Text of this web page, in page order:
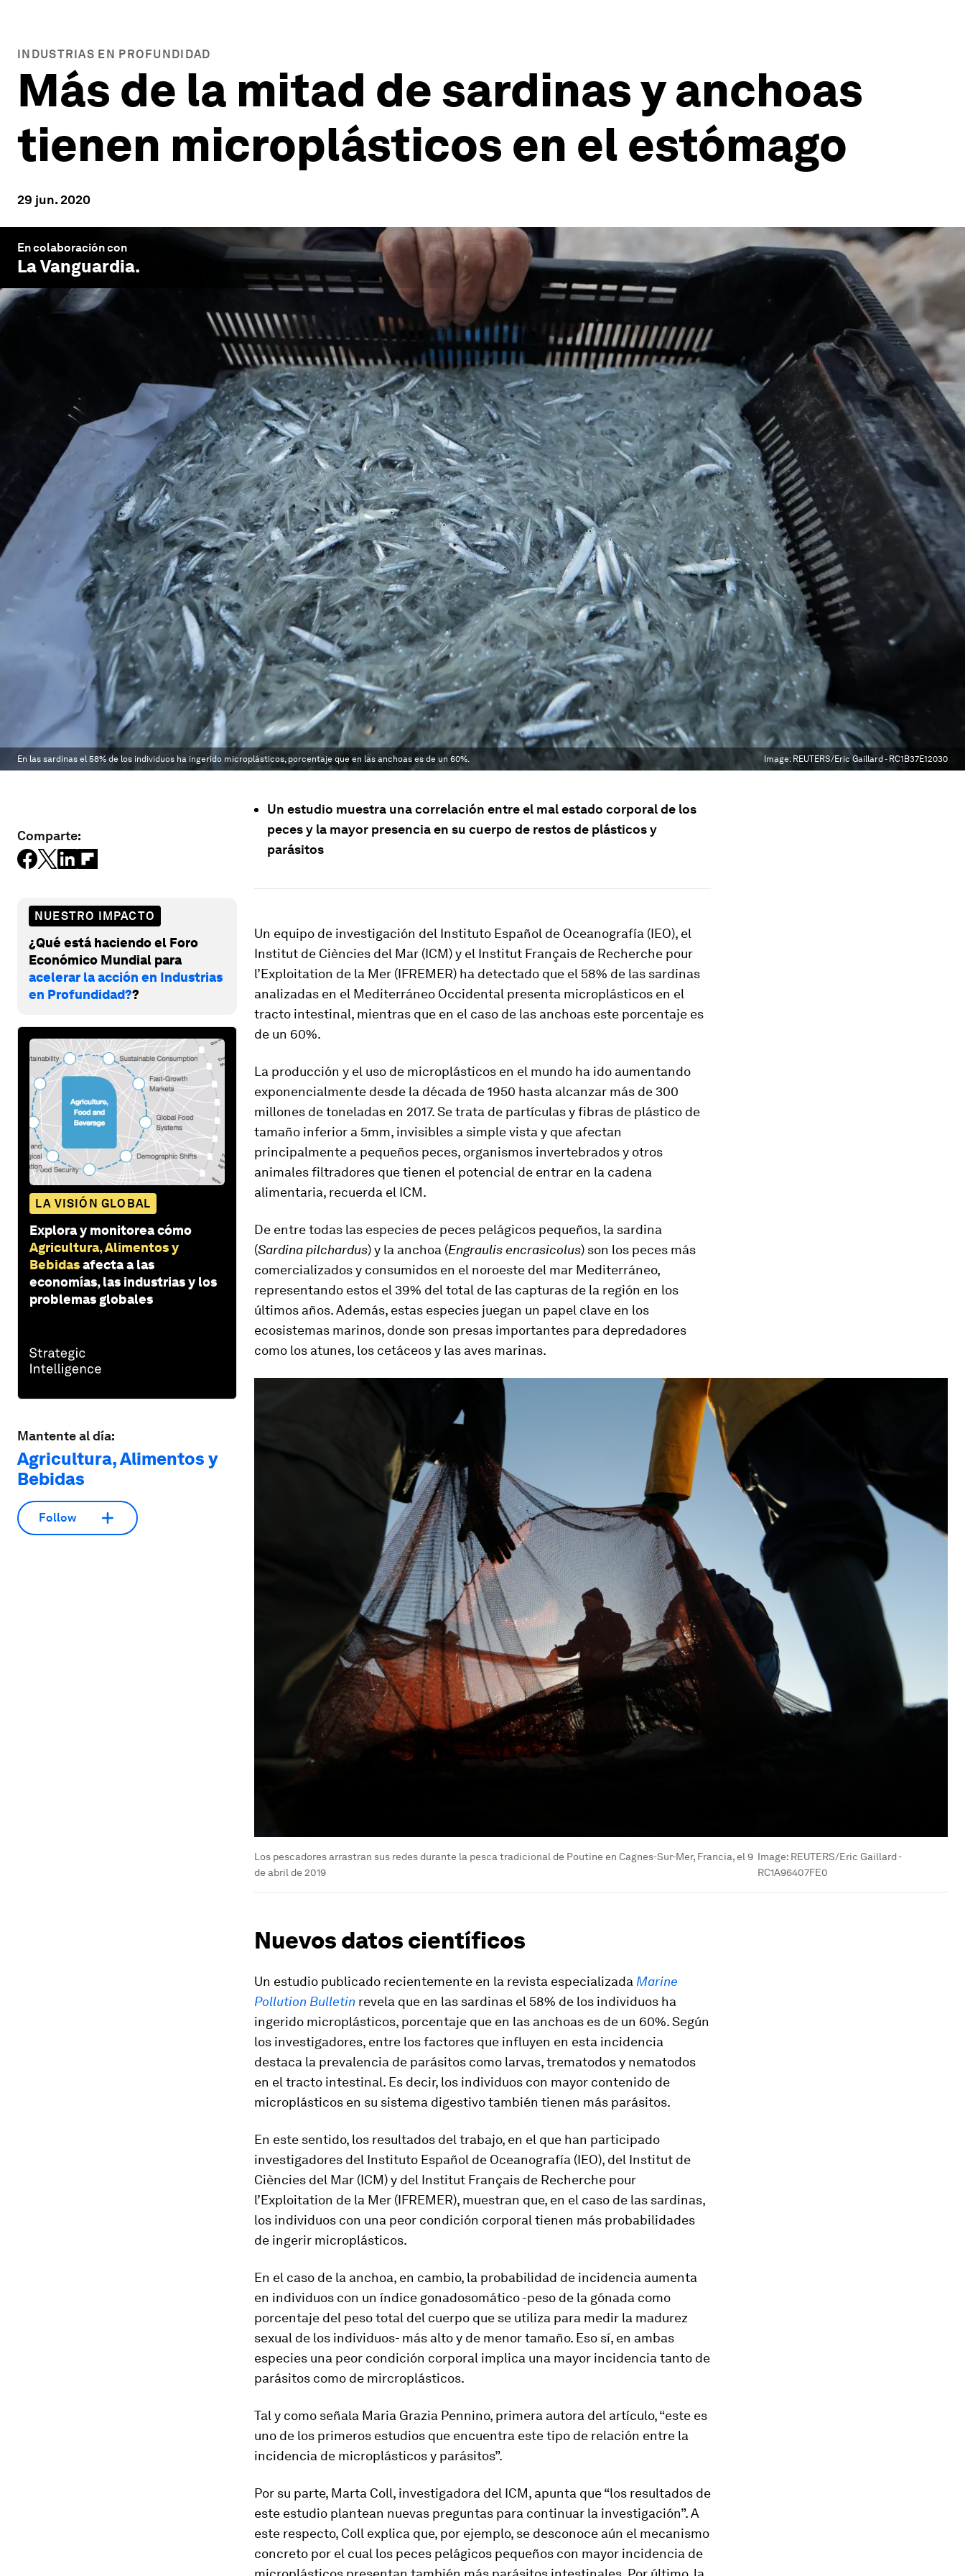
INDUSTRIAS EN PROFUNDIDAD
Más de la mitad de sardinas y anchoas
tienen microplásticos en el estómago
29 jun. 2020
En colaboración con
La Vanguardia.
En las sardinas el 58% de los individuos ha ingerido microplásticos, porcentaje que en las anchoas es de un 60%. Image: REUTERS/Eric Gaillard - RC1B37E12030
Comparte:
NUESTRO IMPACTO
¿Qué está haciendo el Foro
Económico Mundial para
acelerar la acción en Industrias
en Profundidad??
LA VISIÓN GLOBAL
Explora y monitorea cómo
Agricultura, Alimentos y
Bebidasafecta a las
economías, las industrias y los
problemas globales
Mantente al día:
Agricultura, Alimentos y
Bebidas
Follow
Un estudio muestra una correlación entre el mal estado corporal de los
peces y la mayor presencia en su cuerpo de restos de plásticos y
parásitos
Un equipo de investigación del Instituto Español de Oceanografía (IEO), el
Institut de Ciències del Mar (ICM) y el Institut Français de Recherche pour
l’Exploitation de la Mer (IFREMER) ha detectado que el 58% de las sardinas
analizadas en el Mediterráneo Occidental presenta microplásticos en el
tracto intestinal, mientras que en el caso de las anchoas este porcentaje es
de un 60%.
La producción y el uso de microplásticos en el mundo ha ido aumentando
exponencialmente desde la década de 1950 hasta alcanzar más de 300
millones de toneladas en 2017. Se trata de partículas y fibras de plástico de
tamaño inferior a 5mm, invisibles a simple vista y que afectan
principalmente a pequeños peces, organismos invertebrados y otros
animales filtradores que tienen el potencial de entrar en la cadena
alimentaria, recuerda el ICM.
De entre todas las especies de peces pelágicos pequeños, la sardina
(Sardina pilchardus) y la anchoa (Engraulis encrasicolus) son los peces más
comercializados y consumidos en el noroeste del mar Mediterráneo,
representando estos el 39% del total de las capturas de la región en los
últimos años. Además, estas especies juegan un papel clave en los
ecosistemas marinos, donde son presas importantes para depredadores
como los atunes, los cetáceos y las aves marinas.
Los pescadores arrastran sus redes durante la pesca tradicional de Poutine en Cagnes-Sur-Mer, Francia, el 9
de abril de 2019
Image: REUTERS/Eric Gaillard -
RC1A96407FE0
Nuevos datos científicos
Un estudio publicado recientemente en la revista especializada Marine
Pollution Bulletin revela que en las sardinas el 58% de los individuos ha
ingerido microplásticos, porcentaje que en las anchoas es de un 60%. Según
los investigadores, entre los factores que influyen en esta incidencia
destaca la prevalencia de parásitos como larvas, trematodos y nematodos
en el tracto intestinal. Es decir, los individuos con mayor contenido de
microplásticos en su sistema digestivo también tienen más parásitos.
En este sentido, los resultados del trabajo, en el que han participado
investigadores del Instituto Español de Oceanografía (IEO), del Institut de
Ciències del Mar (ICM) y del Institut Français de Recherche pour
l’Exploitation de la Mer (IFREMER), muestran que, en el caso de las sardinas,
los individuos con una peor condición corporal tienen más probabilidades
de ingerir microplásticos.
En el caso de la anchoa, en cambio, la probabilidad de incidencia aumenta
en individuos con un índice gonadosomático -peso de la gónada como
porcentaje del peso total del cuerpo que se utiliza para medir la madurez
sexual de los individuos- más alto y de menor tamaño. Eso sí, en ambas
especies una peor condición corporal implica una mayor incidencia tanto de
parásitos como de mircroplásticos.
Tal y como señala Maria Grazia Pennino, primera autora del artículo, “este es
uno de los primeros estudios que encuentra este tipo de relación entre la
incidencia de microplásticos y parásitos”.
Por su parte, Marta Coll, investigadora del ICM, apunta que “los resultados de
este estudio plantean nuevas preguntas para continuar la investigación”. A
este respecto, Coll explica que, por ejemplo, se desconoce aún el mecanismo
concreto por el cual los peces pelágicos pequeños con mayor incidencia de